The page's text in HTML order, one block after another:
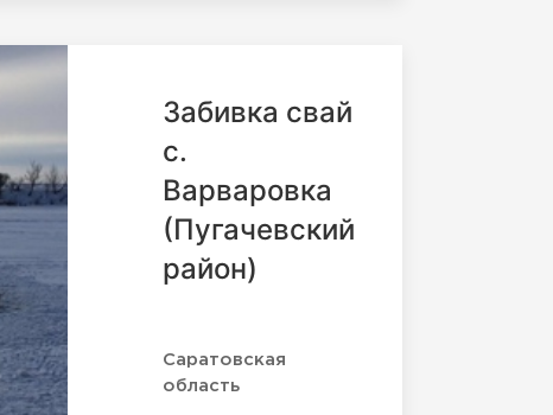
Забивка свай
с.
Варваровка
(Пугачевский
район)
Саратовская
область